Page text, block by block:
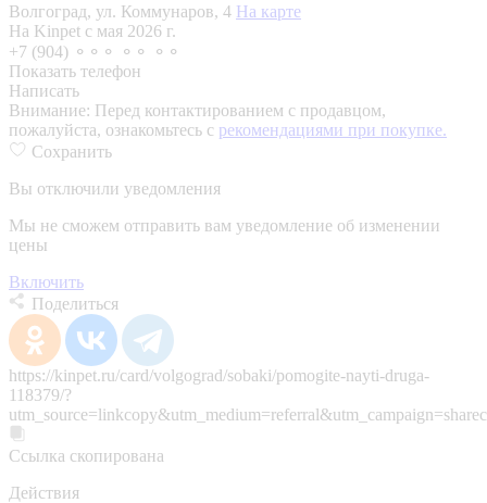
Волгоград, ул. Коммунаров, 4 На карте
На Kinpet c мая 2026 г.
+7 (904) ⚬⚬⚬ ⚬⚬ ⚬⚬
Показать телефон
Написать
Внимание: Перед контактированием с продавцом,
пожалуйста, ознакомьтесь с рекомендациями при покупке.
Сохранить
Вы отключили уведомления
Мы не сможем отправить вам уведомление об изменении
цены
Включить
Поделиться
https://kinpet.ru/card/volgograd/sobaki/pomogite-nayti-druga-
118379/?
Ссылка скопирована
Действия